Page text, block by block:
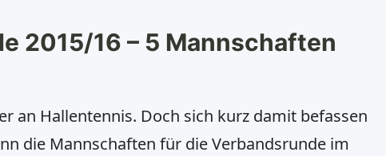
2015/16 – 5 Mannschaften
an Hallentennis. Doch sich kurz damit befassen
die Mannschaften für die Verbandsrunde im